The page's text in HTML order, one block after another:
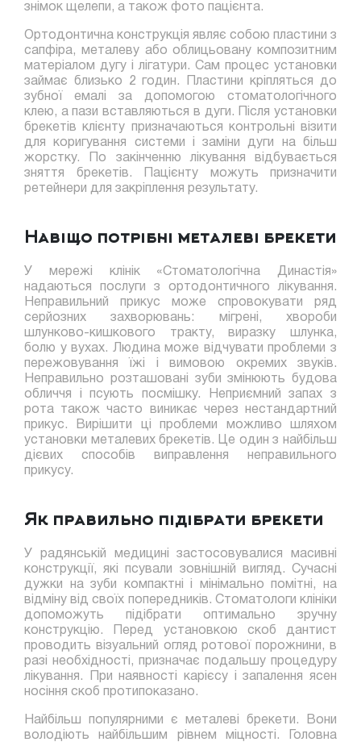
знімок щелепи, а також фото пацієнта.
Ортодонтична конструкція являє собою пластини з
сапфіра, металеву або облицьовану композитним
матеріалом дугу і лігатури. Сам процес установки
займає близько 2 годин. Пластини кріпляться до
зубної емалі за допомогою стоматологічного
клею, а пази вставляються в дуги. Після установки
брекетів клієнту призначаються контрольні візити
для коригування системи і заміни дуги на більш
жорстку. По закінченню лікування відбувається
зняття брекетів. Пацієнту можуть призначити
ретейнери для закріплення результату.
Навіщо потрібні металеві брекети
У мережі клінік «Стоматологічна Династія»
надаються послуги з ортодонтичного лікування.
Неправильний прикус може спровокувати ряд
серйозних захворювань: мігрені, хвороби
шлунково-кишкового тракту, виразку шлунка,
болю у вухах. Людина може відчувати проблеми з
пережовування їжі і вимовою окремих звуків.
Неправильно розташовані зуби змінюють будова
обличчя і псують посмішку. Неприємний запах з
рота також часто виникає через нестандартний
прикус. Вирішити ці проблеми можливо шляхом
установки металевих брекетів. Це один з найбільш
дієвих способів виправлення неправильного
прикусу.
Як правильно підібрати брекети
У радянській медицині застосовувалися масивні
конструкції, які псували зовнішній вигляд. Сучасні
дужки на зуби компактні і мінімально помітні, на
відміну від своїх попередників. Стоматологи клініки
допоможуть підібрати оптимально зручну
конструкцію. Перед установкою скоб дантист
проводить візуальний огляд ротової порожнини, в
разі необхідності, призначає подальшу процедуру
лікування. При наявності карієсу і запалення ясен
носіння скоб протипоказано.
Найбільш популярними є металеві брекети. Вони
володіють найбільшим рівнем міцності. Головна